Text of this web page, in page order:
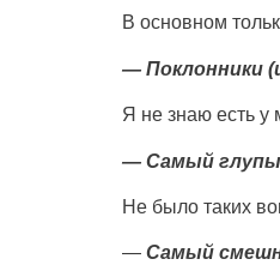
В основном
— Поклонники
Я не знаю есть у
— Самый
Не было таких
— Самый